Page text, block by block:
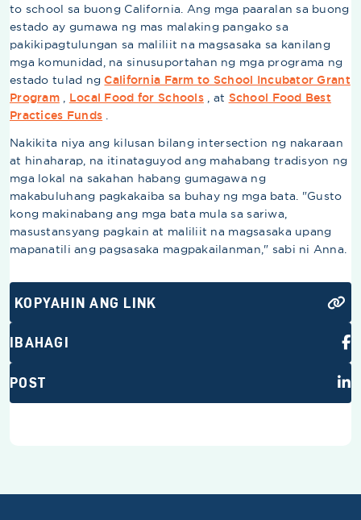
to school sa buong California. Ang mga paaralan sa buong
estado ay gumawa ng mas malaking pangako sa
pakikipagtulungan sa maliliit na magsasaka sa kanilang
mga komunidad, na sinusuportahan ng mga programa ng
estado tulad ngCalifornia Farm to School Incubator Grant
Program, Local Food for Schools, at School Food Best
Practices Funds .
Nakikita niya ang kilusan bilang intersection ng nakaraan
at hinaharap, na itinataguyod ang mahabang tradisyon ng
mga lokal na sakahan habang gumagawa ng
makabuluhang pagkakaiba sa buhay ng mga bata. "Gusto
kong makinabang ang mga bata mula sa sariwa,
masustansyang pagkain at maliliit na magsasaka upang
mapanatili ang pagsasaka magpakailanman," sabi ni Anna.
KOPYAHIN ANG LINK
IBAHAGI
POST